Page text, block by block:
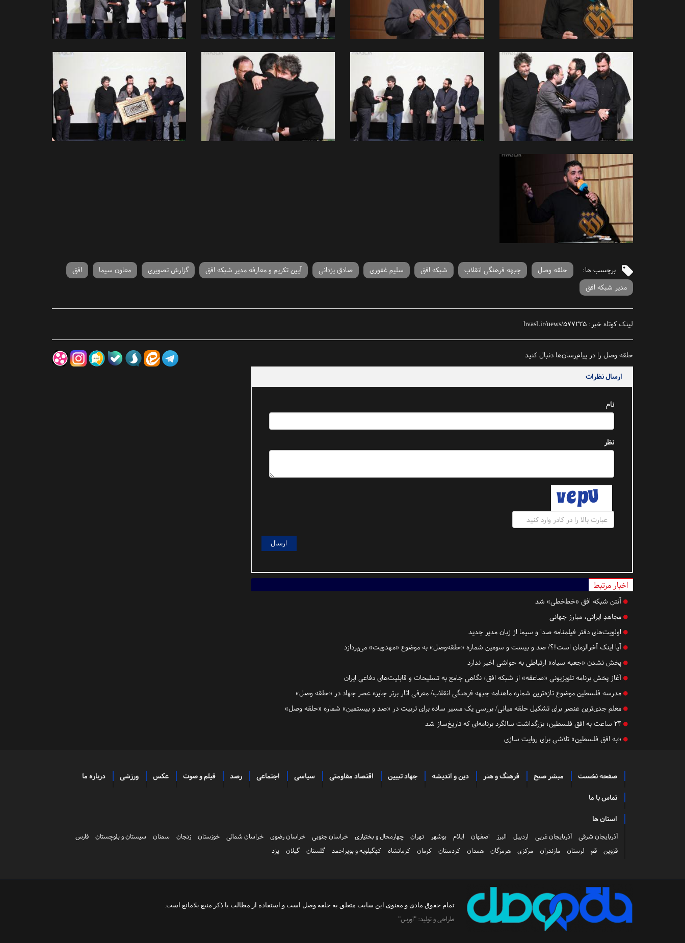
برچسب ها: حلقه وصل جبهه فرهنگی انقلاب شبکه افق سلیم غفوری صادق یزدانی آیین تکریم و معارفه مدیر شبکه افق گزارش تصویری معاون سیما
افق
مدیر شبکه افق
لینک کوتاه خبر: hvasl.ir/news/577225
حلقه وصل را در پیام‌رسان‌ها دنبال کنید
ارسال نظرات
نام
نظر
اخبار مرتبط
آنتن شبکه افق «خط‌خطی» شد
مجاهدِ ایرانی، مبارز جهانی
اولویت‌های دفتر فیلمنامه صدا و سیما از زبان مدیر جدید
آیا اینک آخرالزمان است!؟/ صد و بیست و سومین شماره «حلقه‌وصل» به موضوع «مهدویت» می‌پردازد
پخش نشدن «جعبه سیاه» ارتباطی به حواشی اخیر ندارد
آغاز پخش برنامه تلویزیونی «صاعقه» از شبکه افق؛ نگاهی جامع به تسلیحات و قابلیت‌های دفاعی ایران
مدرسه فلسطین موضوع تازه‌ترین شماره ماهنامه جبهه فرهنگی انقلاب/ معرفی اثار برتر جایزه عصر جهاد در «حلقه وصل»
معلم جدی‌ترین عنصر برای تشکیل حلقه میانی/ بررسی یک مسیر ساده برای تربیت در «صد و بیستمین» شماره «حلقه وصل»
۲۴ ساعت به افق فلسطین؛ بزرگداشت سالگرد برنامه‌ای که تاریخ‌ساز شد
«به افق فلسطین» تلاشی برای روایت سازی
صفحه نخست مبشر صبح فرهنگ و هنر دین و اندیشه جهاد تبیین اقتصاد مقاومتی سیاسی اجتماعی رصد فیلم و صوت عکس ورزشی درباره ما
تماس با ما
استان ها
آذربایجان شرقی آذربایجان غربی اردبیل البرز اصفهان ایلام بوشهر تهران چهارمحال و بختیاری خراسان جنوبی خراسان رضوی خراسان شمالی خوزستان زنجان سمنان سیستان و بلوچستان
فارس
قزوین
قم لرستان مازندران مرکزی هرمزگان همدان کردستان کرمان کرمانشاه کهگیلویه و بویراحمد گلستان گیلان یزد
تمام حقوق مادی و معنوی این سایت متعلق به حلقه وصل است و استفاده از مطالب با ذکر منبع بلامانع است.
طراحی و تولید: "اورس"